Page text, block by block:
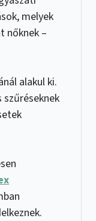
melyek
nőknek –
alakul ki.
szűréseknek